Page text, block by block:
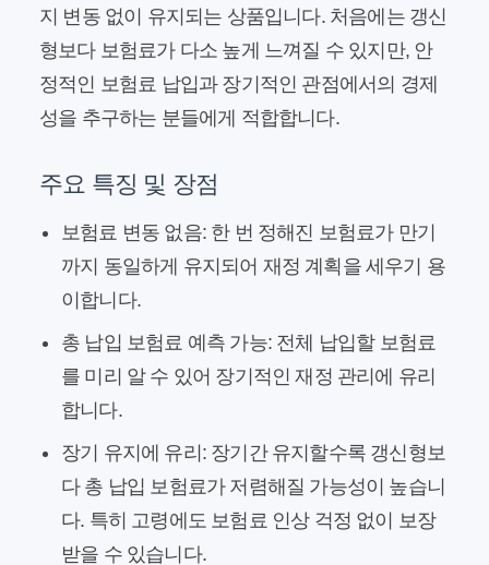
지 변동 없이 유지되는 상품입니다. 처음에는 갱신
형보다 보험료가 다소 높게 느껴질 수 있지만, 안
정적인 보험료 납입과 장기적인 관점에서의 경제
성을 추구하는 분들에게 적합합니다.
주요 특징 및 장점
보험료 변동 없음: 한 번 정해진 보험료가 만기
까지 동일하게 유지되어 재정 계획을 세우기 용
이합니다.
총 납입 보험료 예측 가능: 전체 납입할 보험료
를 미리 알 수 있어 장기적인 재정 관리에 유리
합니다.
장기 유지에 유리: 장기간 유지할수록 갱신형보
다 총 납입 보험료가 저렴해질 가능성이 높습니
다. 특히 고령에도 보험료 인상 걱정 없이 보장
받을 수 있습니다.